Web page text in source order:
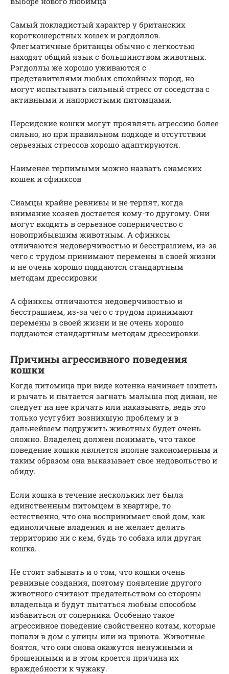
Самый покладистый характер у британских
короткошерстных кошек и рэгдоллов.
Флегматичные британцы обычно с легкостью
находят общий язык с большинством животных.
Рэгдоллы же хорошо уживаются с
представителями любых спокойных пород, но
могут испытывать сильный стресс от соседства с
активными и напористыми питомцами.
Персидские кошки могут проявлять агрессию более
сильно, но при правильном подходе и отсутствии
серьезных стрессов хорошо адаптируются.
Наименее терпимыми можно назвать сиамских
кошек и сфинксов
Сиамцы крайне ревнивы и не терпят, когда
внимание хозяев достается кому-то другому. Они
могут входить в серьезное соперничество с
новоприбывшим животным. А сфинксы
отличаются недоверчивостью и бесстрашием, из-за
чего с трудом принимают перемены в своей жизни
и не очень хорошо поддаются стандартным
методам дрессировки
А сфинксы отличаются недоверчивостью и
бесстрашием, из-за чего с трудом принимают
перемены в своей жизни и не очень хорошо
поддаются стандартным методам дрессировки.
Причины агрессивного поведения
кошки
Когда питомица при виде котенка начинает шипеть
и рычать и пытается загнать малыша под диван, не
следует на нее кричать или наказывать, ведь это
только усугубит возникшую проблему и в
дальнейшем подружить животных будет очень
сложно. Владелец должен понимать, что такое
поведение кошки является вполне закономерным и
таким образом она выказывает свое недовольство и
обиду.
Если кошка в течение нескольких лет была
единственным питомцем в квартире, то
естественно, что она воспринимает свой дом, как
единоличные владения и не желает делить
территорию ни с кем, будь то собака или другая
кошка.
Не стоит забывать и о том, что кошки очень
ревнивые создания, поэтому появление другого
животного считают предательством со стороны
владельца и будут пытаться любым способом
избавиться от соперника. Особенно такое
агрессивное поведение свойственно котам, которые
попали в дом с улицы или из приюта. Животные
боятся, что они снова окажутся ненужными и
брошенными и в этом кроется причина их
враждебности к чужаку.